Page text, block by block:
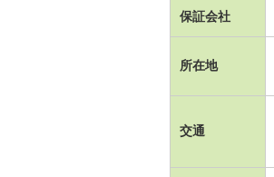
保証会社
所在地
交通